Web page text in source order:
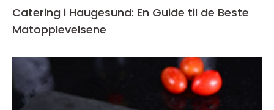
Catering i Haugesund: En Guide til de Beste
Matopplevelsene